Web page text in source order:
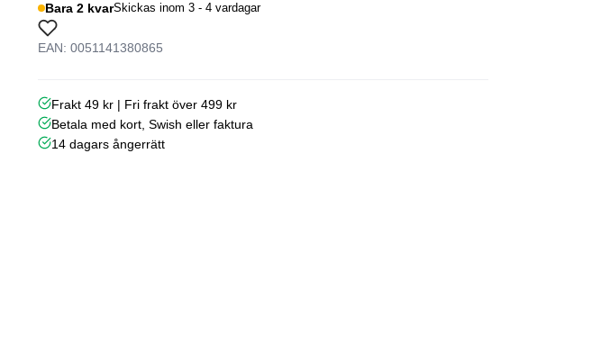
Bara 2 kvarSkickas inom 3 - 4 vardagar
EAN: 0051141380865
Frakt 49 kr | Fri frakt över 499 kr
Betala med kort, Swish eller faktura
14 dagars ångerrätt